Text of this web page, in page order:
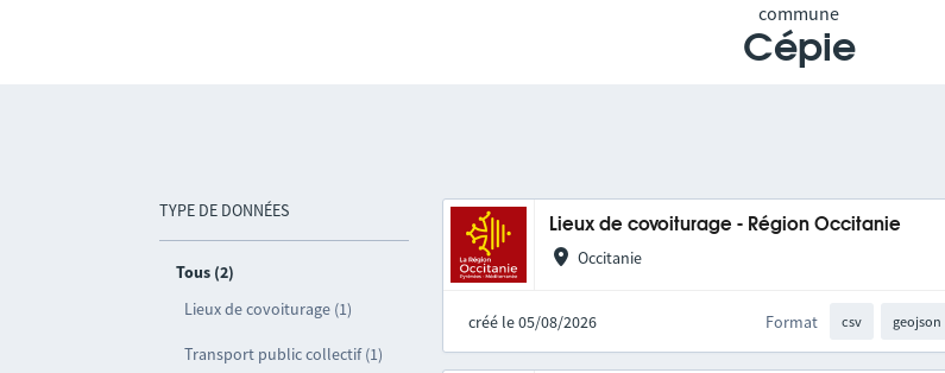
commune
Cépie
TYPE DE DONNÉES
Tous (2)
Lieux de covoiturage (1)
Transport public collectif (1)
Lieux de covoiturage - Région Occitanie
Occitanie
créé le 05/08/2026 Format csv geojson